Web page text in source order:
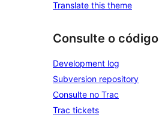
Translate this theme
Consulte o código
Development log
Subversion repository
Consulte no Trac
Trac tickets